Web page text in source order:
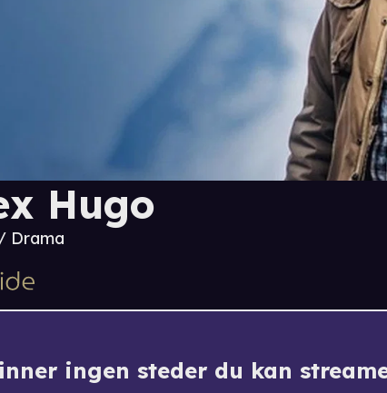
Hugo
Drama
ingen steder du kan